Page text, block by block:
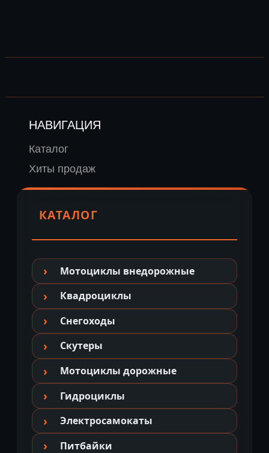
НАВИГАЦИЯ
Каталог
Хиты продаж
КАТАЛОГ
Мотоциклы внедорожные
Квадроциклы
Снегоходы
Скутеры
Мотоциклы дорожные
Гидроциклы
Электросамокаты
Питбайки